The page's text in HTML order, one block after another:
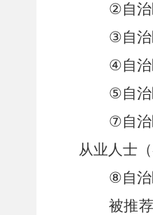
②自
③自
④自
⑤自
⑦自
从业人士
⑧自
被推